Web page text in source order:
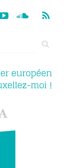
européen
moi !